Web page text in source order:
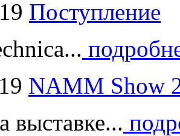
Поступление
NAMM Show
выставке...